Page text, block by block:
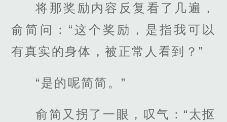
将那奖励内容反复看了几遍，
俞简问：“这个奖励，是指我可以
有真实的身体，被正常人看到？”
“是的呢简简。”
俞简又拐了一眼，叹气：“太抠